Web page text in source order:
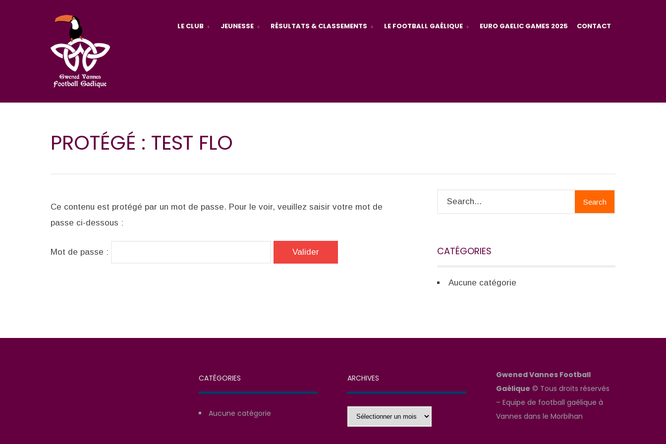
LE CLUB JEUNESSE RÉSULTATS & CLASSEMENTS LE FOOTBALL GAÉLIQUE EURO GAELIC GAMES 2025 CONTACT
PROTÉGÉ : TEST FLO
Ce contenu est protégé par un mot de passe. Pour le voir, veuillez saisir votre mot de
passe ci-dessous :
Mot de passe :
Search
CATÉGORIES
Aucune catégorie
CATÉGORIES
Aucune catégorie
ARCHIVES
Archives
Gwened Vannes Football
Gaélique © Tous droits réservés
– Equipe de football gaélique à
Vannes dans le Morbihan